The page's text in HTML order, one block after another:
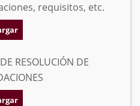
requisitos, etc.
RESOLUCIÓN DE